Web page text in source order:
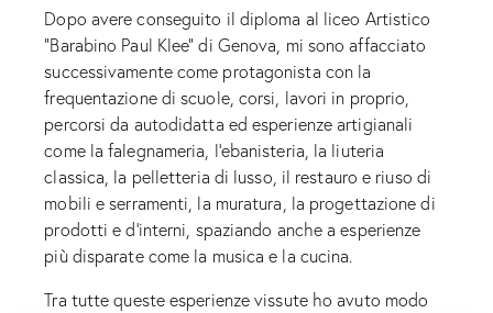
Dopo avere conseguito il diploma al liceo Artistico
“Barabino Paul Klee” di Genova, mi sono affacciato
successivamente come protagonista con la
frequentazione di scuole, corsi, lavori in proprio,
percorsi da autodidatta ed esperienze artigianali
come la falegnameria, l’ebanisteria, la liuteria
classica, la pelletteria di lusso, il restauro e riuso di
mobili e serramenti, la muratura, la progettazione di
prodotti e d’interni, spaziando anche a esperienze
più disparate come la musica e la cucina.
Tra tutte queste esperienze vissute ho avuto modo